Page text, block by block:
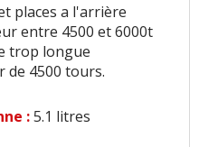
17n'aiment pas
: 1aime1n'aime pas
pas
places a l'arrière
entre 4500 et 6000t
trop longue
de 4500 tours.
:5.1 litres